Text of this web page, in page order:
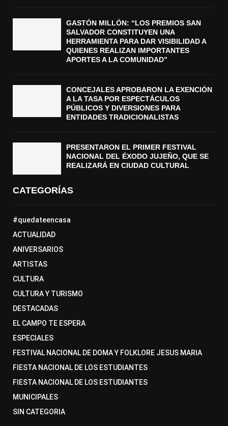
GASTÓN MILLÓN: “LOS PREMIOS SAN
SALVADOR CONSTITUYEN UNA
HERRAMIENTA PARA DAR VISIBILIDAD A
QUIENES REALIZAN IMPORTANTES
APORTES A LA COMUNIDAD”
CONCEJALES APROBARON LA EXENCIÓN
A LA TASA POR ESPECTÁCULOS
PÚBLICOS Y DIVERSIONES PARA
ENTIDADES TRADICIONALISTAS
PRESENTARON EL PRIMER FESTIVAL
NACIONAL DEL ÉXODO JUJEÑO, QUE SE
REALIZARÁ EN CIUDAD CULTURAL
CATEGORÍAS
#quedateencasa
ACTUALIDAD
ANIVERSARIOS
ARTISTAS
CULTURA
CULTURA Y TURISMO
DESTACADAS
EL CAMPO TE ESPERA
ESPECIALES
FESTIVAL NACIONAL DE DOMA Y FOLKLORE JESUS MARIA
FIESTA NACIONAL DE LOS ESTUDIANTES
FIESTA NACIONAL DE LOS ESTUDIANTES
MUNICIPALES
SIN CATEGORIA